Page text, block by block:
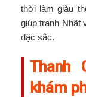
thời làm giàu
giúp tranh Nhật
đặc sắc.
Thanh
khám